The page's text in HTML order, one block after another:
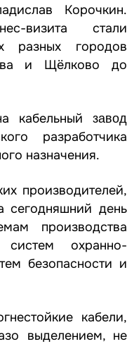
Корочкин.
визита стали
разных городов
и Щёлково до
кабельный завод
разработчика
назначения.
производителей,
сегодняшний день
производства
систем охранно-
безопасности и
кабели,
выделением, не